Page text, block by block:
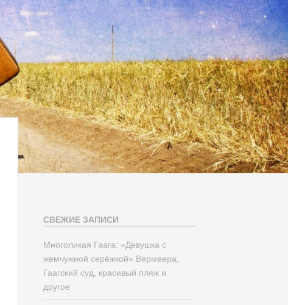
СВЕЖИЕ ЗАПИСИ
Многоликая Гаага: «Девушка с
жемчужной серёжкой» Вермеера,
Гаагский суд, красивый пляж и
другое